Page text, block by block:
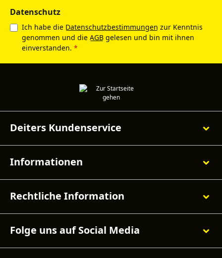
Datenschutz
Ich habe die Datenschutzbestimmungen zur Kenntnis
genommen und die AGB gelesen und bin mit ihnen
einverstanden. *
Deiters Kundenservice
Informationen
Rechtliche Information
Folge uns auf Social Media